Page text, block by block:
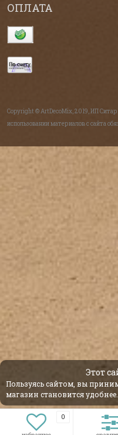
ОПЛАТА
Copyright © ArtDecoMix, 2019, ИП
использовании материалов с сайта
0
Этот
Пользуясь сайтом, вы
магазин становится удобнее.